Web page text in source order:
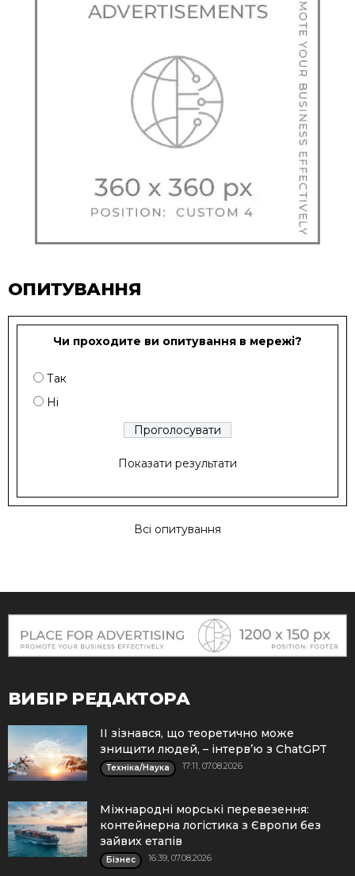
ОПИТУВАННЯ
Чи проходите ви опитування в мережі?
Так
Ні
Показати результати
Всі опитування
ВИБІР РЕДАКТОРА
ІІ зізнався, що теоретично може
знищити людей, – інтерв’ю з ChatGPT
Техніка/Наука 17:11, 07.08.2026
Міжнародні морські перевезення:
контейнерна логістика з Європи без
зайвих етапів
Бізнес 16:39, 07.08.2026